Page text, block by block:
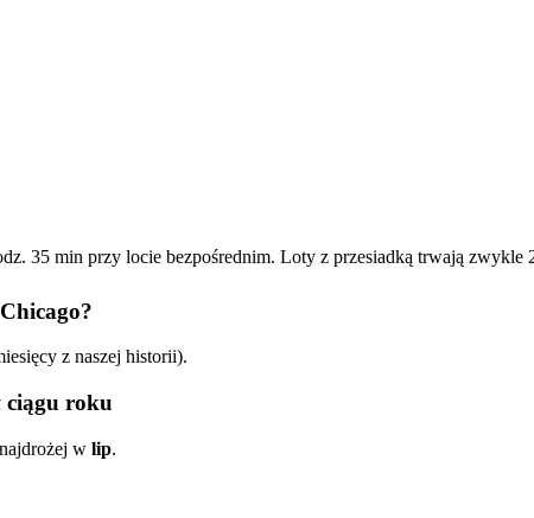
35 min przy locie bezpośrednim. Loty z przesiadką trwają zwykle
?
z naszej historii).
ciągu roku
w lip.